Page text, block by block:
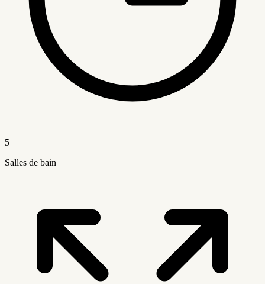
5
Salles de bain